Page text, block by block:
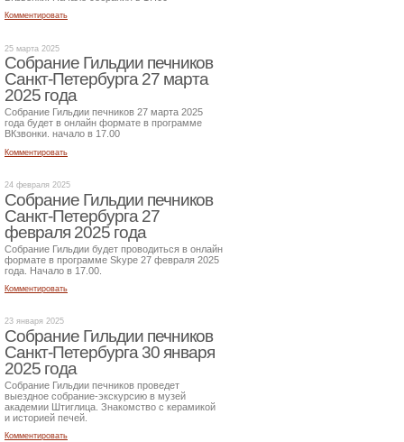
Комментировать
25 марта 2025
Собрание Гильдии печников
Санкт-Петербурга 27 марта
2025 года
Собрание Гильдии печников 27 марта 2025
года будет в онлайн формате в программе
ВКзвонки. начало в 17.00
Комментировать
24 февраля 2025
Собрание Гильдии печников
Санкт-Петербурга 27
февраля 2025 года
Собрание Гильдии будет проводиться в онлайн
формате в программе Skype 27 февраля 2025
года. Начало в 17.00.
Комментировать
23 января 2025
Собрание Гильдии печников
Санкт-Петербурга 30 января
2025 года
Собрание Гильдии печников проведет
выездное собрание-экскурсию в музей
академии Штиглица. Знакомство с керамикой
и историей печей.
Комментировать